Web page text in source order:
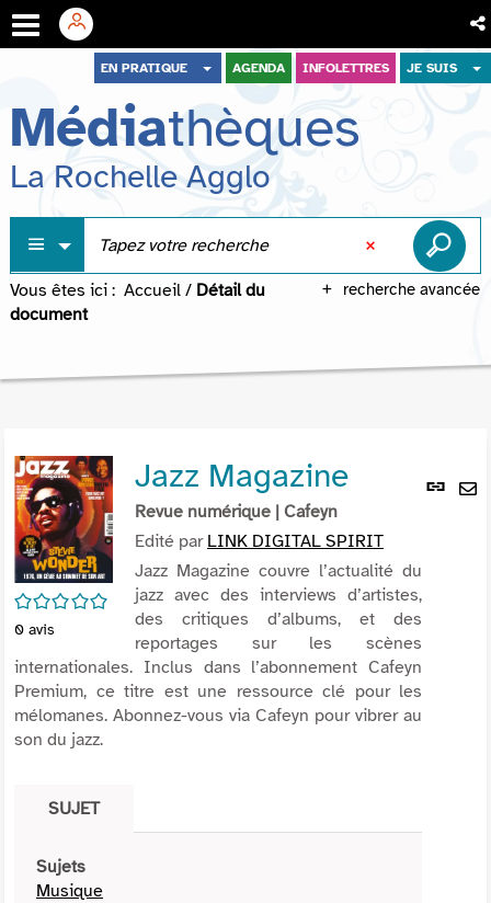
menu
contenu
recherche
EN PRATIQUE AGENDA INFOLETTRES JE SUIS
Médiathèques
La Rochelle Agglo
recherche avancée
Vous êtes ici : Accueil / Détail du
document
Lien
/5
0 avis
Jazz Magazine
Revue numérique | Cafeyn
Edité par LINK DIGITAL SPIRIT
Jazz Magazine couvre l’actualité du
jazz avec des interviews d’artistes,
des critiques d’albums, et des
reportages sur les scènes
internationales. Inclus dans l’abonnement Cafeyn
Premium, ce titre est une ressource clé pour les
mélomanes. Abonnez-vous via Cafeyn pour vibrer au
son du jazz.
SUJET
Sujets
Musique